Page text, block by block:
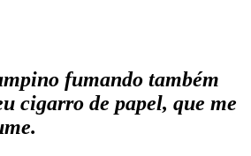
fumando também
cigarro de papel, que me